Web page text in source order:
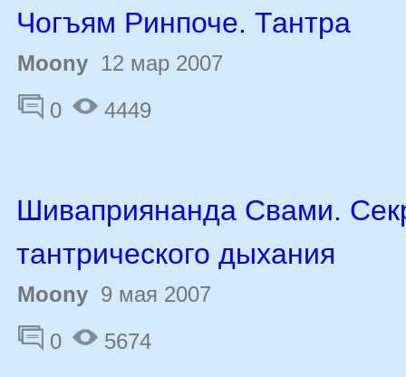
Чогъям Ринпоче. Тантра
Moony 12 мар 2007
0
4449
Шиваприянанда Свами.
тантрического дыхания
Moony 9 мая 2007
0
5674